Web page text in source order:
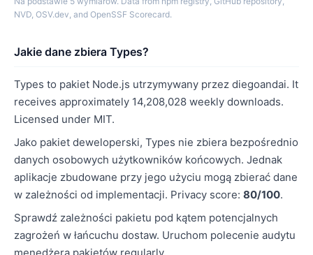
NVD, OSV.dev, and OpenSSF Scorecard.
Jakie dane zbiera Types?
Types to pakiet Node.js utrzymywany przez diegoandai. It
receives approximately 14,208,028 weekly downloads.
Licensed under MIT.
Jako pakiet deweloperski, Types nie zbiera bezpośrednio
danych osobowych użytkowników końcowych. Jednak
aplikacje zbudowane przy jego użyciu mogą zbierać dane
w zależności od implementacji. Privacy score: 80/100.
Sprawdź zależności pakietu pod kątem potencjalnych
zagrożeń w łańcuchu dostaw. Uruchom polecenie audytu